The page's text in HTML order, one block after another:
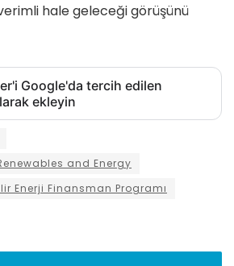
hale geleceği görüşünü
Google'da tercih edilen
ekleyin
and Energy
Enerji Finansman Programı